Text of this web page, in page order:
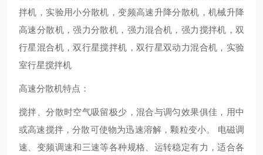
拌机，实验用小分散机，变频高速升降分散机，机械升降
高速分散机，强力分散机， 强力混合机，强力搅拌机，双
行星混合机，双行星搅拌机，双行星双动力混合机，实验
室行星搅拌机
高速分散机特点：
搅拌、分散时空气吸留极少，混合与调匀效果俱佳，用中
或高速搅拌，分散可使物为迅速溶解，颗粒变小。 电磁调
速、变频调速和三速等各种规格、运转稳定有力，适合各